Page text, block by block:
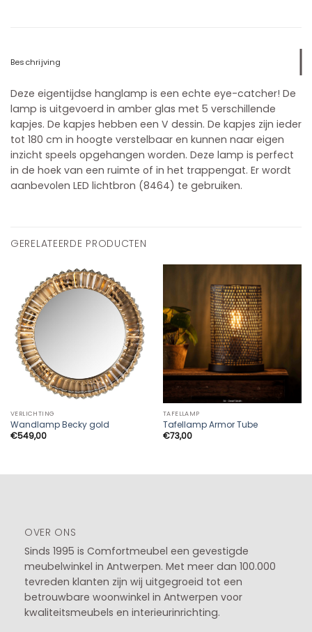
Beschrijving
Deze eigentijdse hanglamp is een echte eye-catcher! De
lamp is uitgevoerd in amber glas met 5 verschillende
kapjes. De kapjes hebben een V dessin. De kapjes zijn ieder
tot 180 cm in hoogte verstelbaar en kunnen naar eigen
inzicht speels opgehangen worden. Deze lamp is perfect
in de hoek van een ruimte of in het trappengat. Er wordt
aanbevolen LED lichtbron (8464) te gebruiken.
GERELATEERDE PRODUCTEN
VERLICHTING
Wandlamp Becky gold
€549,00
TAFELLAMP
Tafellamp Armor Tube
€73,00
OVER ONS
Sinds 1995 is Comfortmeubel een gevestigde
meubelwinkel in Antwerpen. Met meer dan 100.000
tevreden klanten zijn wij uitgegroeid tot een
betrouwbare woonwinkel in Antwerpen voor
kwaliteitsmeubels en interieurinrichting.